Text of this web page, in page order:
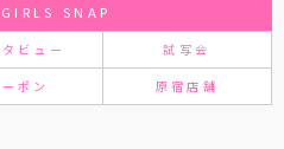
SNAP
ビュー 試写会
ポン 原宿店舗